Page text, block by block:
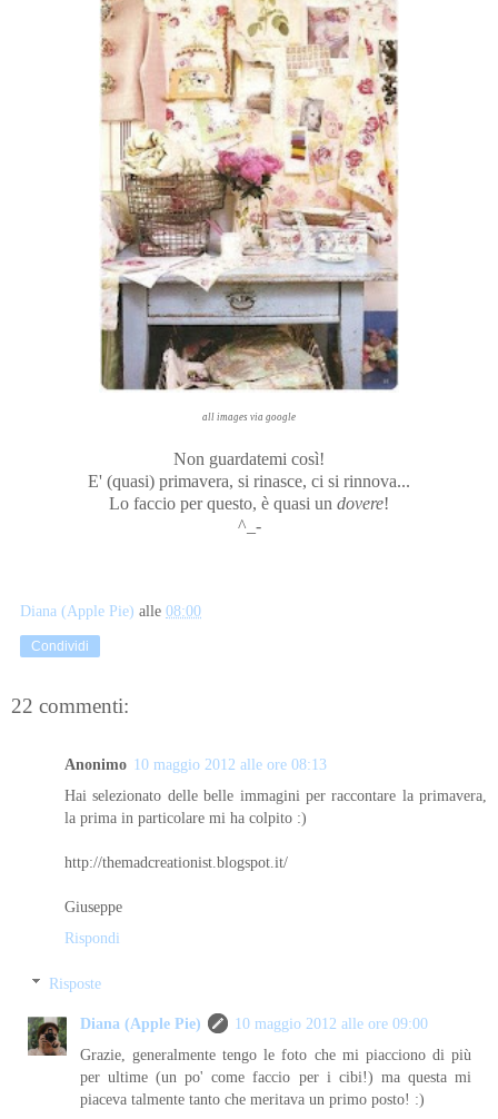
all images via google
Non guardatemi così!
E' (quasi) primavera, si rinasce, ci si rinnova...
Lo faccio per questo, è quasi un dovere!
^_-
Diana (Apple Pie) alle 08:00
Condividi
22 commenti:
Anonimo 10 maggio 2012 alle ore 08:13
Hai selezionato delle belle immagini per raccontare la primavera,
la prima in particolare mi ha colpito :)
http://themadcreationist.blogspot.it/
Giuseppe
Rispondi
Risposte
Diana (Apple Pie)
10 maggio 2012 alle ore 09:00
Grazie, generalmente tengo le foto che mi piacciono di più
per ultime (un po' come faccio per i cibi!) ma questa mi
piaceva talmente tanto che meritava un primo posto! :)